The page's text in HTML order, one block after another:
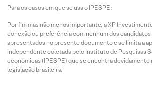
Para os casos em que se usa o IPESPE:
Por fim mas não menos importante, a XP
conexão ou preferência com nenhum dos
apresentados no presente documento e se limita a
independente coletada pelo Instituto de Pesquisas
econômicas (IPESPE) que se encontra
legislação brasileira.